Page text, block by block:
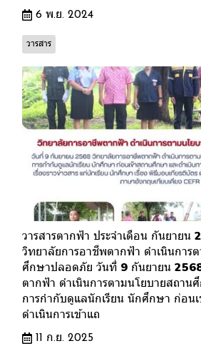
6 พ.ย. 2024
วารสาร
วารสารตากฟ้า ประจำเดือน กันยาย
วิทยาลัยการอาชีพตากฟ้า ดำเนินการ
ศึกษาปลอดภัย วันที่ 9 กันยายน
ตากฟ้า ดำเนินการตามนโยบายสถา
การกำกับดูแลนักเรียน นักศึกษา ก่อน
ดำเนินการเข้าแถ
11 ก.ย. 2025